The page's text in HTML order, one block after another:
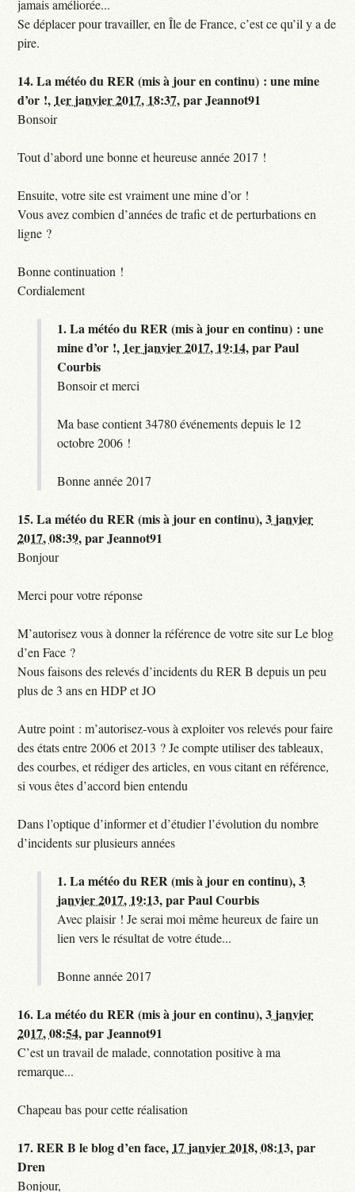
jamais améliorée...
Se déplacer pour travailler, en Île de France, c’est ce qu’il y a de
pire.
14.La météo du RER (mis à jour en continu) : une mine
d’or !, 1er janvier 2017, 18:37,parJeannot91
Bonsoir
Tout d’abord une bonne et heureuse année 2017 !
Ensuite, votre site est vraiment une mine d’or !
Vous avez combien d’années de trafic et de perturbations en
ligne ?
Bonne continuation !
Cordialement
1.La météo du RER (mis à jour en continu) : une
mine d’or !, 1er janvier 2017, 19:14,parPaul
Courbis
Bonsoir et merci
Ma base contient 34780 événements depuis le 12
octobre 2006 !
Bonne année 2017
15.La météo du RER (mis à jour en continu),3 janvier
2017, 08:39,parJeannot91
Bonjour
Merci pour votre réponse
M’autorisez vous à donner la référence de votre site sur Le blog
d’en Face ?
Nous faisons des relevés d’incidents du RER B depuis un peu
plus de 3 ans en HDP et JO
Autre point : m’autorisez-vous à exploiter vos relevés pour faire
des états entre 2006 et 2013 ? Je compte utiliser des tableaux,
des courbes, et rédiger des articles, en vous citant en référence,
si vous êtes d’accord bien entendu
Dans l’optique d’informer et d’étudier l’évolution du nombre
d’incidents sur plusieurs années
1.La météo du RER (mis à jour en continu),3
janvier 2017, 19:13,parPaul Courbis
Avec plaisir ! Je serai moi même heureux de faire un
lien vers le résultat de votre étude...
Bonne année 2017
16.La météo du RER (mis à jour en continu),3 janvier
2017, 08:54,parJeannot91
C’est un travail de malade, connotation positive à ma
remarque...
Chapeau bas pour cette réalisation
17.RER B le blog d’en face, 17 janvier 2018, 08:13,par
Dren
Bonjour,